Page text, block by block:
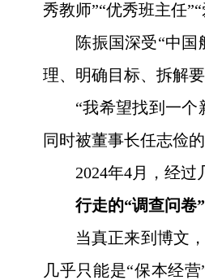
秀教师”“优秀班主任
陈振国深受“中
理、明确目标、拆解
“我希望找到一
同时被董事长任志俭
2024年4月，经
行走的“调查问卷”
当真正来到博文
几乎只能是“保本经